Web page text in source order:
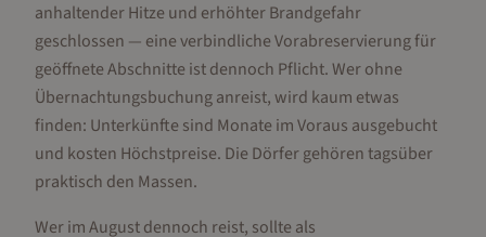
anhaltender Hitze und erhöhter Brandgefahr
geschlossen — eine verbindliche Vorabreservierung für
geöffnete Abschnitte ist dennoch Pflicht. Wer ohne
Übernachtungsbuchung anreist, wird kaum etwas
finden: Unterkünfte sind Monate im Voraus ausgebucht
und kosten Höchstpreise. Die Dörfer gehören tagsüber
praktisch den Massen.
Wer im August dennoch reist, sollte als